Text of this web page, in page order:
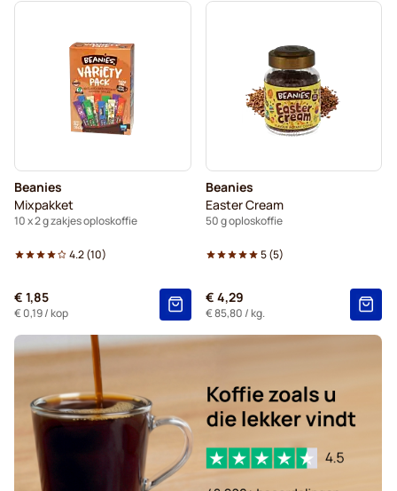
Beanies
Mixpakket
10 x 2 g zakjes oploskoffie
4.2(10)
€ 1,85
€ 0,19/ kop
Beanies
Easter Cream
50 g oploskoffie
5(5)
€ 4,29
€ 85,80 / kg.